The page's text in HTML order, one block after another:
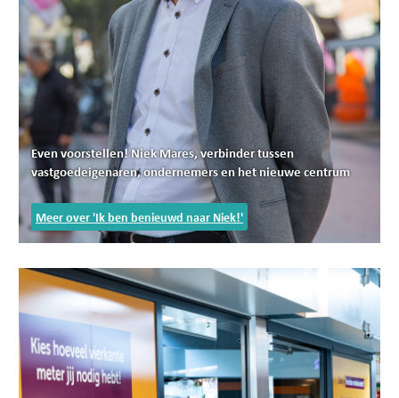
Even voorstellen! Niek Mares, verbinder tussen
vastgoedeigenaren, ondernemers en het nieuwe centrum
Meer over 'Ik ben benieuwd naar Niek!'